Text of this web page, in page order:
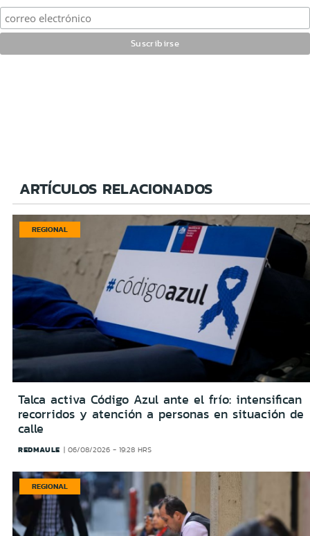
ARTÍCULOS RELACIONADOS
REGIONAL
Talca activa Código Azul ante el frío: intensifican
recorridos y atención a personas en situación de
calle
REDMAULE 06/08/2026 - 19:28 HRS
REGIONAL